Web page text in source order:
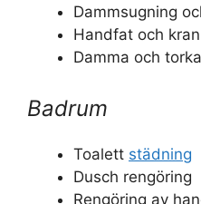
Dammsugning
Handfat och kran
Damma och
Badrum
Toalett städning
Dusch rengöring
Rengöring av